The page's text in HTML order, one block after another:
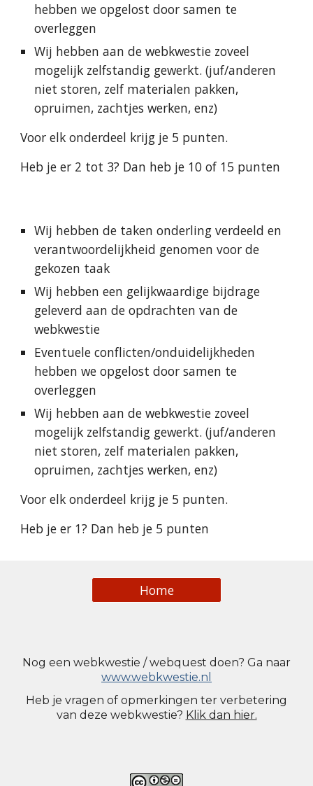
hebben we opgelost door samen te
overleggen
Wij hebben aan de webkwestie zoveel
mogelijk zelfstandig gewerkt. (juf/anderen
niet storen, zelf materialen pakken,
opruimen, zachtjes werken, enz)
Voor elk onderdeel krijg je 5 punten.
Heb je er 2 tot 3? Dan heb je 10 of 15 punten
Wij hebben de taken onderling verdeeld en
verantwoordelijkheid genomen voor de
gekozen taak
Wij hebben een gelijkwaardige bijdrage
geleverd aan de opdrachten van de
webkwestie
Eventuele conflicten/onduidelijkheden
hebben we opgelost door samen te
overleggen
Wij hebben aan de webkwestie zoveel
mogelijk zelfstandig gewerkt. (juf/anderen
niet storen, zelf materialen pakken,
opruimen, zachtjes werken, enz)
Voor elk onderdeel krijg je 5 punten.
Heb je er 1? Dan heb je 5 punten
Home
Nog een webkwestie / webquest doen? Ga naar
www.webkwestie.nl
Heb je vragen of opmerkingen ter verbetering
van deze webkwestie? Klik dan hier.